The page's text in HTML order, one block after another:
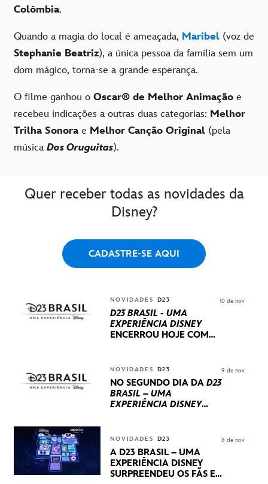
Colômbia.
Quando a magia do local é ameaçada, Maribel (voz de
Stephanie Beatriz), a única pessoa da família sem um
dom mágico, torna-se a grande esperança.
O filme ganhou o Oscar® de Melhor Animação e
recebeu indicações a outras duas categorias: Melhor
Trilha Sonorae Melhor Canção Original (pela
música Dos Oruguitas).
Quer receber todas as novidades da
Disney?
CADASTRE-SE AQUI
NOVIDADES D23
D23 BRASIL - UMA
EXPERIÊNCIA DISNEY
ENCERROU HOJE COM
INTERNACIONAIS E
PRODUÇÕES BRASILEIRAS
10 de nov
NOVIDADES D23
NO SEGUNDO DIA DA D23
BRASIL – UMA
EXPERIÊNCIA DISNEY
STUDIOS REVELARAM
PRÉVIAS E NOVIDADES
DOS SEUS PRÓXIMOS
LANÇAMENTOS
9 de nov
NOVIDADES D23
A D23 BRASIL – UMA
EXPERIÊNCIA DISNEY
SURPREENDEU OS FÃS EM
8 de nov